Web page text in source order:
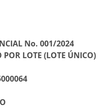
No. 001/2024
POR LOTE (LOTE ÚNICO)